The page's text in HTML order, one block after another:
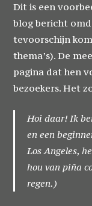
Dit is een
blog bericht
tevoorschijn
thema’s). De
pagina dat hen
bezoekers. Het
Hoi daar! Ik
en een
Los Angeles,
hou van piña
regen.)